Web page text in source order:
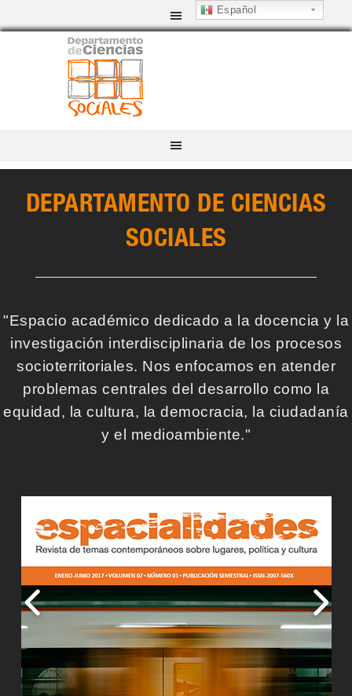
DEPARTAMENTO DE CIENCIAS
SOCIALES
"Espacio académico dedicado a la docencia y la
investigación interdisciplinaria de los procesos
socioterritoriales. Nos enfocamos en atender
problemas centrales del desarrollo como la
equidad, la cultura, la democracia, la ciudadanía
y el medioambiente."
Español